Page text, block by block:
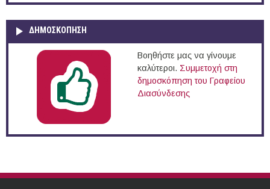
ΔΗΜΟΣΚΌΠΗΣΗ
Βοηθήστε μας να γίνουμε
καλύτεροι. Συμμετοχή στη
δημοσκόπηση του Γραφείου
Διασύνδεσης